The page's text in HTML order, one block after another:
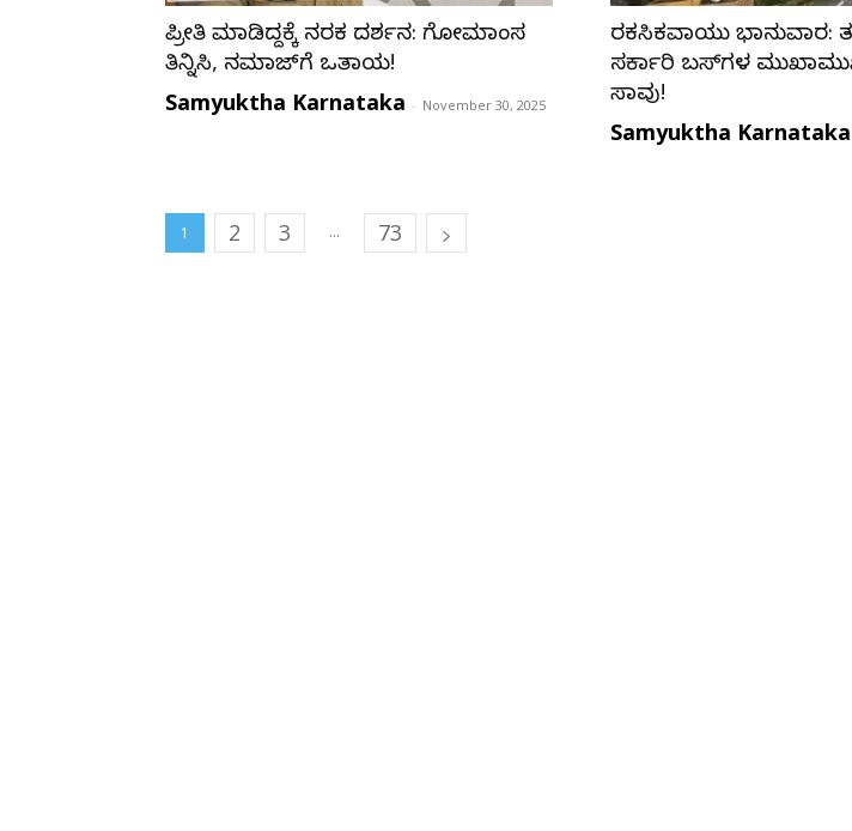
ಪ್ರೀತಿ ಮಾಡಿದ್ದಕ್ಕೆ ನರಕ ದರ್ಶನ: ಗೋಮಾಂಸ
ತಿನ್ನಿಸಿ, ನಮಾಜ್‌ಗೆ ಒತ್ತಾಯ!
Samyuktha Karnataka - November 30, 2025
ರಕ್ತಸಿಕ್ತವಾಯ್ತು
ಸರ್ಕಾರಿ ಬಸ್‌ಗಳ
ಸಾವು!
Samyuktha Karnataka
1 2 3 ... 73